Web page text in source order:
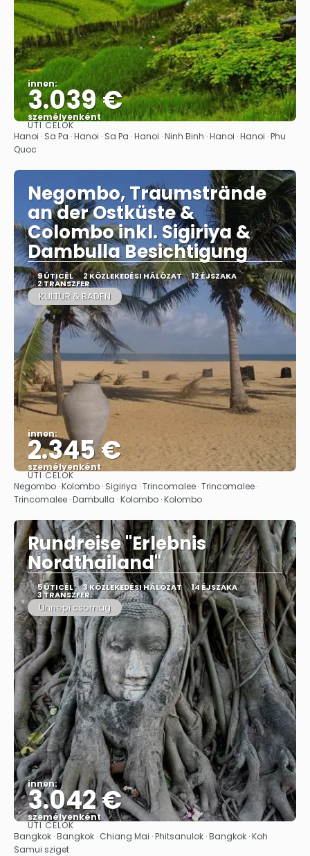
innen:
3.039 €
személyenként
Megnézem
ÚTI CÉLOK
Hanoi · Sa Pa · Hanoi · Sa Pa · Hanoi · Ninh Binh · Hanoi · Hanoi · Phu
Quoc
Negombo, Traumstrände
an der Ostküste &
Colombo inkl. Sigiriya &
Dambulla Besichtigung
9 ÚTICÉL 2 KÖZLEKEDÉSI HÁLÓZAT 12 ÉJSZAKA
2 TRANSZFER
KULTUR & BADEN
innen:
2.345 €
személyenként
Megnézem
ÚTI CÉLOK
Negombo · Kolombo · Sigiriya · Trincomalee · Trincomalee ·
Trincomalee · Dambulla · Kolombo · Kolombo
Rundreise "Erlebnis
Nordthailand"
5 ÚTICÉL 3 KÖZLEKEDÉSI HÁLÓZAT 14 ÉJSZAKA
3 TRANSZFER
Ünnepi csomag
innen:
3.042 €
személyenként
Megnézem
ÚTI CÉLOK
Bangkok · Bangkok · Chiang Mai · Phitsanulok · Bangkok · Koh
Samui sziget